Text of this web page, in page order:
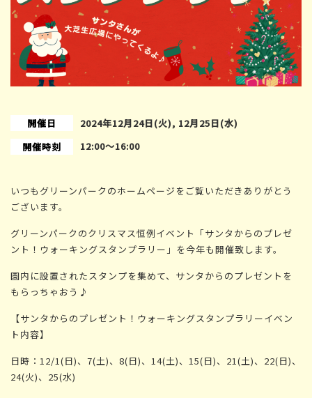
開催日
2024年12月24日(火), 12月25日(水)
開催時刻
12:00〜16:00
いつもグリーンパークのホームページをご覧いただきありがとう
ございます。
グリーンパークのクリスマス恒例イベント「サンタからのプレゼ
ント！ウォーキングスタンプラリー」を今年も開催致します。
園内に設置されたスタンプを集めて、サンタからのプレゼントを
もらっちゃおう♪
【サンタからのプレゼント！ウォーキングスタンプラリーイベン
ト内容】
日時：12/1(日)、7(土)、8(日)、14(土)、15(日)、21(土)、22(日)、
24(火)、25(水)